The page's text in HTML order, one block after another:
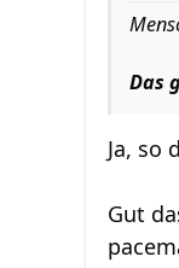
Das
Ja, so
Gut